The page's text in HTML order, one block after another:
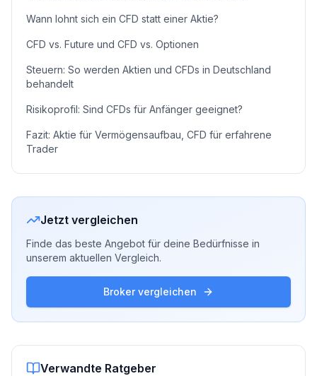
Wann lohnt sich ein CFD statt einer Aktie?
CFD vs. Future und CFD vs. Optionen
Steuern: So werden Aktien und CFDs in Deutschland
behandelt
Risikoprofil: Sind CFDs für Anfänger geeignet?
Fazit: Aktie für Vermögensaufbau, CFD für erfahrene
Trader
Jetzt vergleichen
Finde das beste Angebot für deine Bedürfnisse in
unserem aktuellen Vergleich.
Broker vergleichen
Verwandte Ratgeber